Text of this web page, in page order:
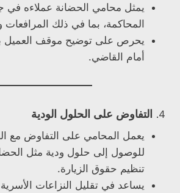
يمثل محامي الحضانة عملاءه
المحاكمة، بما في ذلك المرافعات
يحرص على توضيح موقف العميل
أمام القاضي.
4. التفاوض على الحلول الودية
يعمل المحامي على التفاوض مع
للوصول إلى حلول ودية مثل
تنظيم حقوق الزيارة.
يساعد في تقليل النزاعات